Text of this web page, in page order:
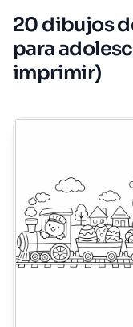
20 dibujos
para
imprimir)